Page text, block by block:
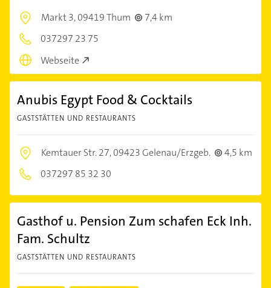
Markt 3,09419 Thum
7,4 km
037297 23 75
Webseite
Anubis Egypt Food & Cocktails
GASTSTÄTTEN UND RESTAURANTS
Kemtauer Str. 27,09423 Gelenau/Erzgeb.
4,5 km
037297 85 32 30
Gasthof u. Pension Zum schafen Eck Inh.
Fam. Schultz
GASTSTÄTTEN UND RESTAURANTS